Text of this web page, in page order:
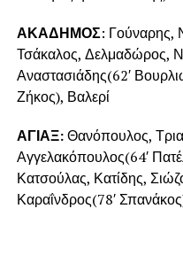
ΑΚΑΔΗΜΟΣ: Γούναρης,
Τσάκαλος, Δελμαδώρος,
Αναστασιάδης(62′
Ζήκος), Βαλερί
ΑΓΙΑΞ:Θανόπουλος,
Αγγελακόπουλος(64′
Κατσούλας, Κατίδης,
Καραΐνδρος(78′